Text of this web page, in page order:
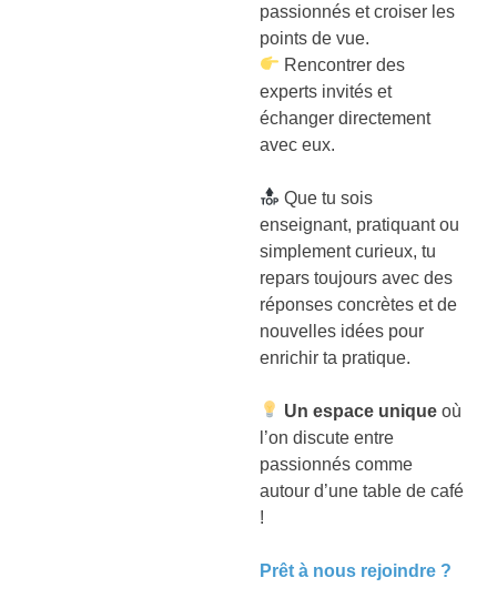
passionnés et croiser les
points de vue.
Rencontrer des
experts invités et
échanger directement
avec eux.
Que tu sois
enseignant, pratiquant ou
simplement curieux, tu
repars toujours avec des
réponses concrètes et de
nouvelles idées pour
enrichir ta pratique.
Un espace unique où
l’on discute entre
passionnés comme
autour d’une table de café
!
Prêt à nous rejoindre ?